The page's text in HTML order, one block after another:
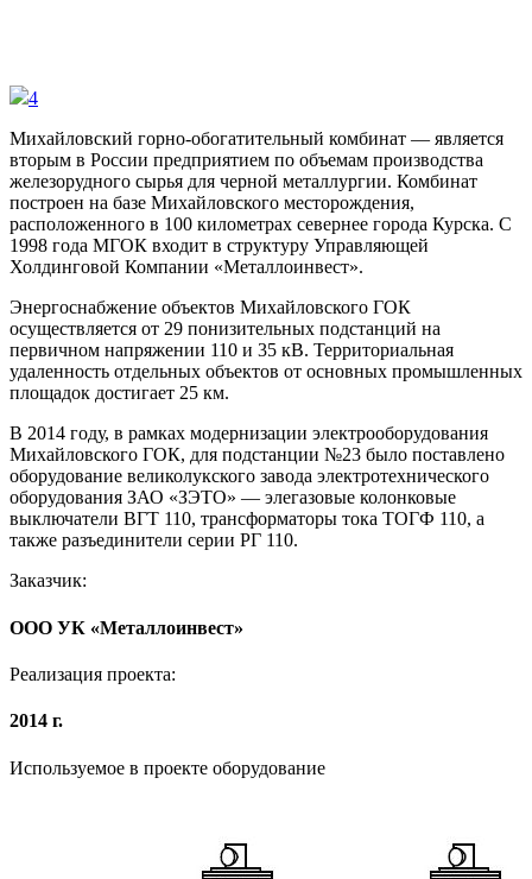
4
Михайловский горно-обогатительный комбинат — является
вторым в России предприятием по объемам производства
железорудного сырья для черной металлургии. Комбинат
построен на базе Михайловского месторождения,
расположенного в 100 километрах севернее города Курска. С
1998 года МГОК входит в структуру Управляющей
Холдинговой Компании «Металлоинвест».
Энергоснабжение объектов Михайловского ГОК
осуществляется от 29 понизительных подстанций на
первичном напряжении 110 и 35 кВ. Территориальная
удаленность отдельных объектов от основных промышленных
площадок достигает 25 км.
В 2014 году, в рамках модернизации электрооборудования
Михайловского ГОК, для подстанции №23 было поставлено
оборудование великолукского завода электротехнического
оборудования ЗАО «ЗЭТО» — элегазовые колонковые
выключатели ВГТ 110, трансформаторы тока ТОГФ 110, а
также разъединители серии РГ 110.
Заказчик:
ООО УК «Металлоинвест»
Реализация проекта:
2014 г.
Используемое в проекте оборудование